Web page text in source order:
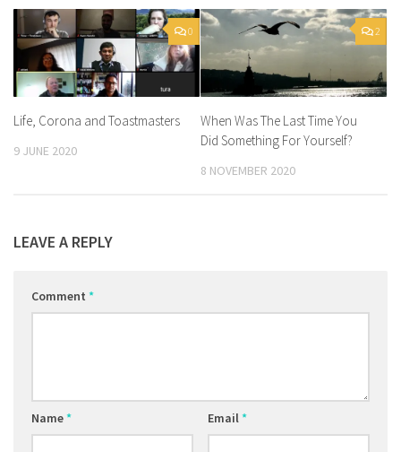
0
Life, Corona and Toastmasters
9 JUNE 2020
2
When Was The Last Time You
Did Something For Yourself?
8 NOVEMBER 2020
LEAVE A REPLY
Comment *
Name* Email*